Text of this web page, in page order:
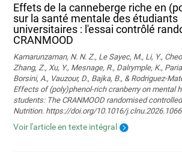
Effets de la canneberge riche en
sur la santé mentale des étudiants
universitaires : l'essai contrôlé
CRANMOOD
Kamarunzaman, N. N. Z., Le Sayec, M., Li, Y.,
Zhang, Z., Xu, Y., Mesnage, R., Dalrymple, K.,
Borsini, A., Vauzour, D., Bajka, B., & Rodriguez-
Effects of (poly)phenol-rich cranberry on mental
students: The CRANMOOD randomised
Nutrition. https://doi.org/10.1016/
Voir l'article en texte intégral